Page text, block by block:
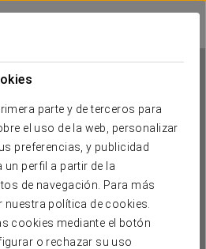
parte y de terceros para
el uso de la web, personalizar
preferencias, y publicidad
un perfil a partir de la
de navegación. Para más
política de cookies.
cookies mediante el botón
o rechazar su uso
Gran Madrid
- ALCOBENDAS